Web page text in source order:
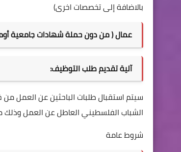
بالاضافة إلى تخصصات اخرى)
عمال ( من دون حملة شهادات جامعية
آلية تقديم طلب التوظيف:
سيتم استقبال طلبات الباحثين عن العمل من
الشباب الفلسطيني العاطل عن العمل وذلك
شروط عامة